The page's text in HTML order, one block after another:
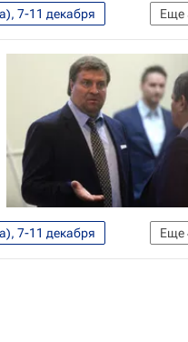
Еще
7-11 декабря
Еще
7-11 декабря